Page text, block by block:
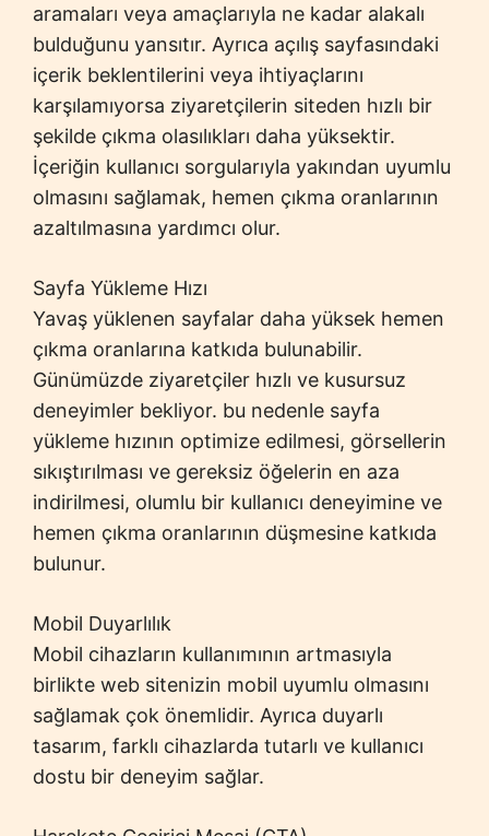
aramaları veya amaçlarıyla ne kadar alakalı
bulduğunu yansıtır. Ayrıca açılış sayfasındaki
içerik beklentilerini veya ihtiyaçlarını
karşılamıyorsa ziyaretçilerin siteden hızlı bir
şekilde çıkma olasılıkları daha yüksektir.
İçeriğin kullanıcı sorgularıyla yakından uyumlu
olmasını sağlamak, hemen çıkma oranlarının
azaltılmasına yardımcı olur.
Sayfa Yükleme Hızı
Yavaş yüklenen sayfalar daha yüksek hemen
çıkma oranlarına katkıda bulunabilir.
Günümüzde ziyaretçiler hızlı ve kusursuz
deneyimler bekliyor. bu nedenle sayfa
yükleme hızının optimize edilmesi, görsellerin
sıkıştırılması ve gereksiz öğelerin en aza
indirilmesi, olumlu bir kullanıcı deneyimine ve
hemen çıkma oranlarının düşmesine katkıda
bulunur.
Mobil Duyarlılık
Mobil cihazların kullanımının artmasıyla
birlikte web sitenizin mobil uyumlu olmasını
sağlamak çok önemlidir. Ayrıca duyarlı
tasarım, farklı cihazlarda tutarlı ve kullanıcı
dostu bir deneyim sağlar.